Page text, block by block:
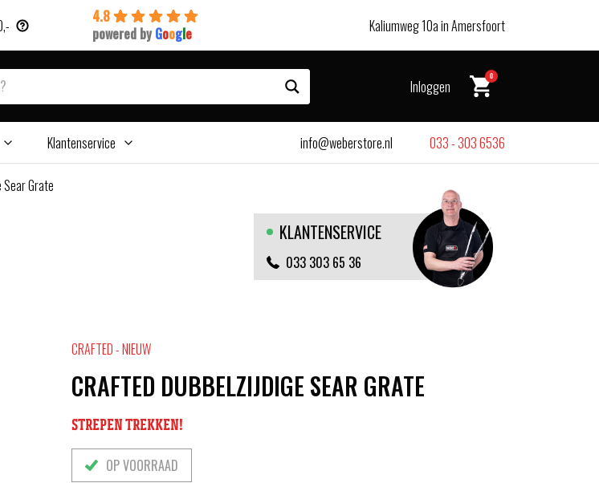
4.8
powered by Google Kaliumweg 10a in Amersfoort
Inloggen
0
Klantenservice info@weberstore.nl 033 - 303 6536
Grate
KLANTENSERVICE
033 303 65 36
CRAFTED - NIEUW
CRAFTED DUBBELZIJDIGE SEAR GRATE
STREPEN TREKKEN!
OP VOORRAAD